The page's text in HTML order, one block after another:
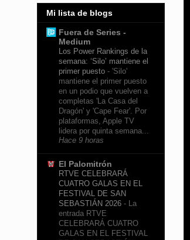
Mi lista de blogs
Fuera de Series -
Medium
Los Power Rankings de la
semana: ‘Silo’ mantiene el
primer puesto - 'Silo'
mantiene el primer puesto
en un podio que vuelven a
completas 'La Casa del
Dragón' y 'Cape Fear'. Por
plataformas, Apple TV
lidera por quinta semana...
Hace 9 horas
El Palomitrón
RTVE CELEBRARÁ
CUATRO GALAS EN EL
FESTIVAL DE SAN
SEBASTIÁN 2026 - La
entrada RTVE
CELEBRARÁ CUATRO
GALAS EN EL FESTIVAL